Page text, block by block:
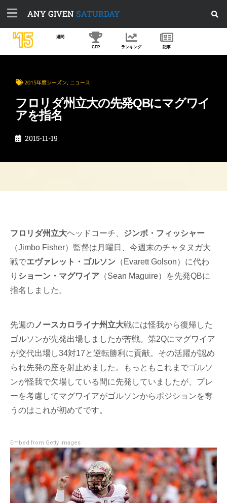
ANY GIVEN SATURDAY
'15 週間
CFP ランキング 記事
2015年度シーズン, ニュース
フロリダ州立大の先発QBにマグワイ
アを指名
2015-11-19
フロリダ州立大ヘッドコーチ、 ジンボ・フィッシャー
（Jimbo Fisher）監督は月曜日、今週末のチャタヌガ大
戦でエヴァレット・ゴルソン （Evarett Golson）に代わ
り ショーン・マグワイア （Sean Maguire）を先発QBに
指名しました。
先週の ノースカロライナ州立大戦には怪我から復帰した
ゴルソンが先発出場しましたが苦戦。第2Qにマグワイア
が交代出場し34対17と逆転勝利に貢献。その活躍が認め
られ先発の座を射止めました。もっともこれまでゴルソ
ンが怪我で欠場している間に先発していましたが、プレ
ーを考慮してマグワイアがゴルソンからポジションを奪
うのはこれが初めてです。
Embed from Getty Images